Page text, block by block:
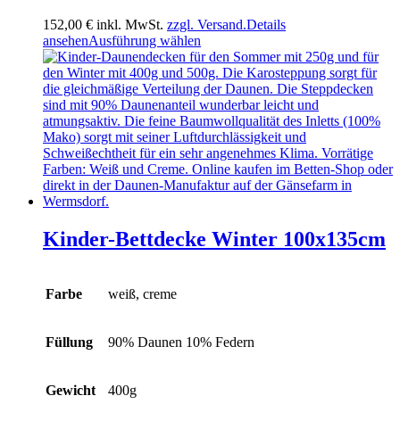
152,00 € inkl. MwSt. zzgl. Versand.Details
ansehenAusführung wählen
Produkt
weist
mehrere
Varianten
auf.
Die
Optionen
können
auf
gewählt
werden
Kinder-Bettdecke Winter 100x135cm
Farbe weiß, creme
Füllung 90% Daunen 10% Federn
Gewicht 400g